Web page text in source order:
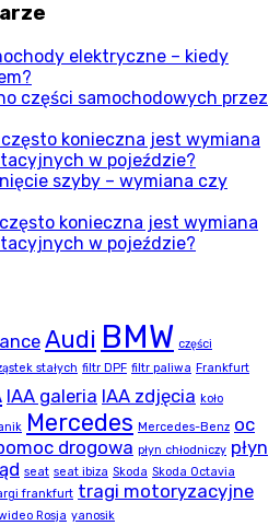
elektryczne – kiedy
części samochodowych przez
konieczna jest wymiana
w pojeździe?
szyby – wymiana czy
konieczna jest wymiana
w pojeździe?
Audi BMW części
stałych filtr DPF filtr paliwa Frankfurt
IAA galeria IAA zdjęcia koło
Mercedes Mercedes-Benz oc
drogowa płyn chłodniczy płyn
seat seat ibiza Skoda Skoda Octavia
frankfurt tragi motoryzacyjne
Rosja yanosik